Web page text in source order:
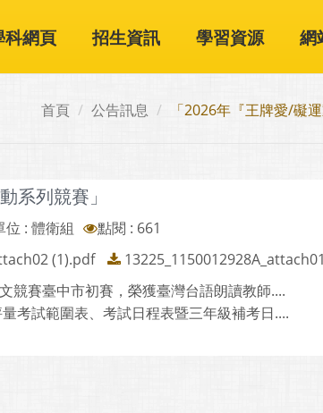
科網頁 招生資訊 學習資源 網
首頁 公告訊息 「2026年『王牌愛/礙
系列競賽」
位 : 體衛組
點閱 : 661
(1).pdf
競賽臺中市初賽，榮獲臺灣台語朗讀教師....
考試範圍表、考試日程表暨三年級補考日....